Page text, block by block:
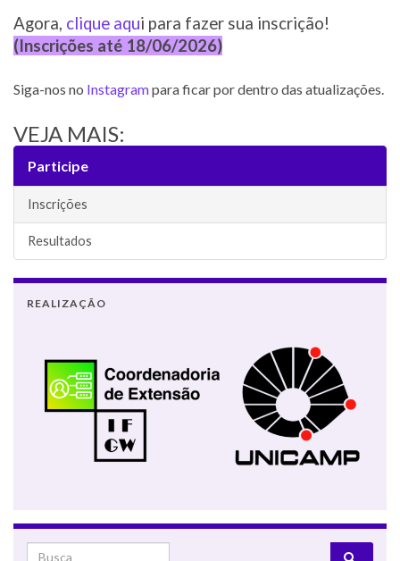
Agora, clique aqui para fazer sua inscrição!
(Inscrições até 18/06/2026)
Siga-nos no Instagrampara ficar por dentro das atualizações.
VEJA MAIS:
Participe
Inscrições
Resultados
REALIZAÇÃO
Search for: